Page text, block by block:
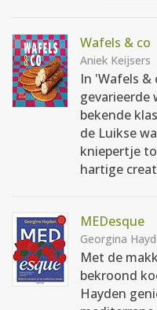
Wafels & co
Aniek Keijsers
In 'Wafels &
gevarieerde
bekende
de Luikse
kniepertje
hartige
MEDesque
Georgina
Met de
bekroond
Hayden